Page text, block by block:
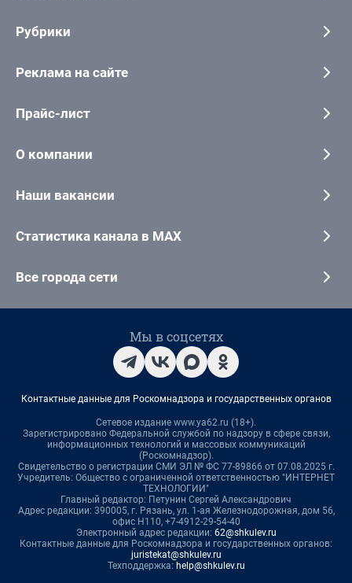
Рубрики
Реклама на сайте
Прайс-лист
О компании
Наши вакансии
Статистика канала в MAX
Все города сети
Мы в соцсетях
Контактные данные для Роскомнадзора и государственных органов
Сетевое издание www.ya62.ru (18+).
Зарегистрировано Федеральной службой по надзору в сфере связи,
информационных технологий и массовых коммуникаций
(Роскомнадзор).
Свидетельство о регистрации СМИ ЭЛ № ФС 77-89866 от 07.08.2025 г.
Учредитель: Общество с ограниченной ответственностью "ИНТЕРНЕТ
ТЕХНОЛОГИИ"
Главный редактор: Петунин Сергей Александрович
Адрес редакции: 390005, г. Рязань, ул. 1-ая Железнодорожная, дом 56,
офис Н110, +7-4912-29-54-40
Электронный адрес редакции: 62@shkulev.ru
Контактные данные для Роскомнадзора и государственных органов:
juristekat@shkulev.ru
Техподдержка: help@shkulev.ru